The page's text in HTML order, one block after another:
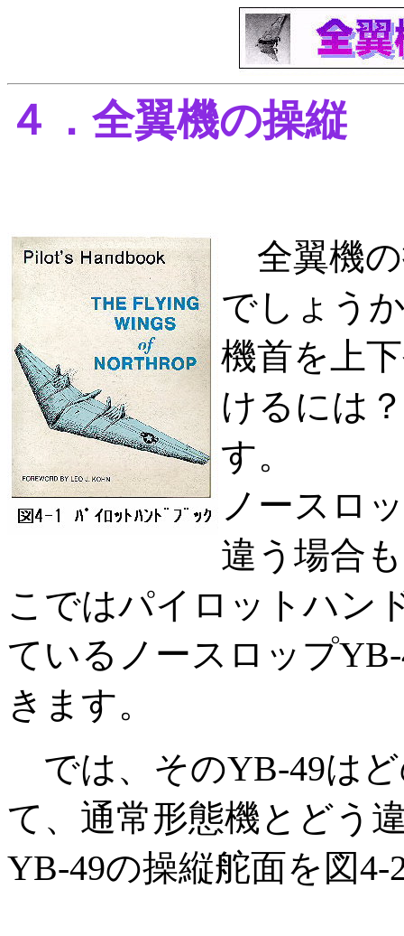
４．全翼機の操縦
全翼機の
でしょう
機首を上
けるには
す。
ノースロ
違う場合
こではパイロットハン
ているノースロップ
きます。
では、そのYB-49は
て、通常形態機とどう
YB-49の操縦舵面を図